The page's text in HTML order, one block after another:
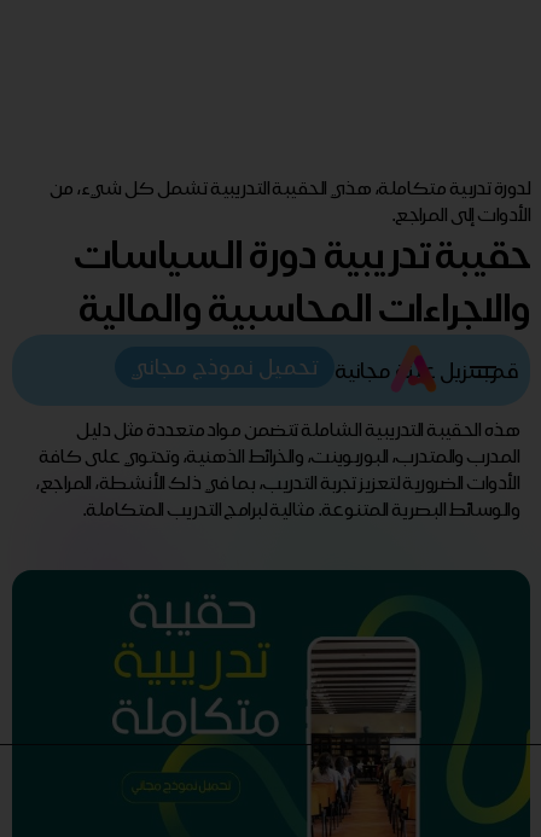
لدورة تدربية متكاملة، هذي الحقيبة التدريبية تشمل كل شيء، من
الأدوات إلى المراجع.
حقيبة تدريبية دورة السياسات
والاجراءات المحاسبية والمالية
قم بتنزيل عينة مجانية تحميل نموذج مجاني
هذه الحقيبة التدريبية الشاملة تتضمن مواد متعددة مثل دليل
المدرب والمتدرب، البوربوينت، والخرائط الذهنية، وتحتوي على كافة
الأدوات الضرورية لتعزيز تجربة التدريب، بما في ذلك الأنشطة، المراجع،
والوسائط البصرية المتنوعة. مثالية لبرامج التدريب المتكاملة.